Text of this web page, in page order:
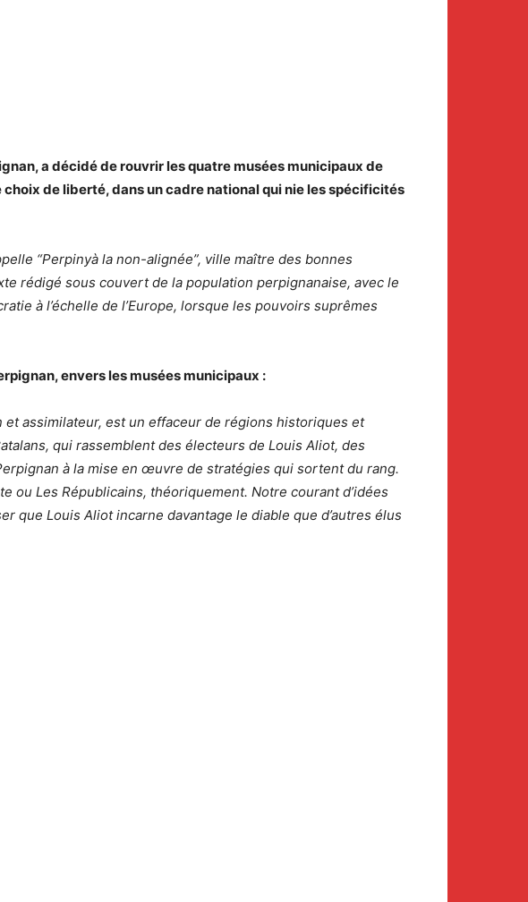
a décidé de rouvrir les quatre musées municipaux de
de liberté, dans un cadre national qui nie les spécificités
“Perpinyà la non-alignée”, ville maître des bonnes
rédigé sous couvert de la population perpignanaise, avec le
à l’échelle de l’Europe, lorsque les pouvoirs suprêmes
envers les musées municipaux :
et assimilateur, est un effaceur de régions historiques et
qui rassemblent des électeurs de Louis Aliot, des
à la mise en œuvre de stratégies qui sortent du rang.
ou Les Républicains, théoriquement. Notre courant d’idées
Louis Aliot incarne davantage le diable que d’autres élus